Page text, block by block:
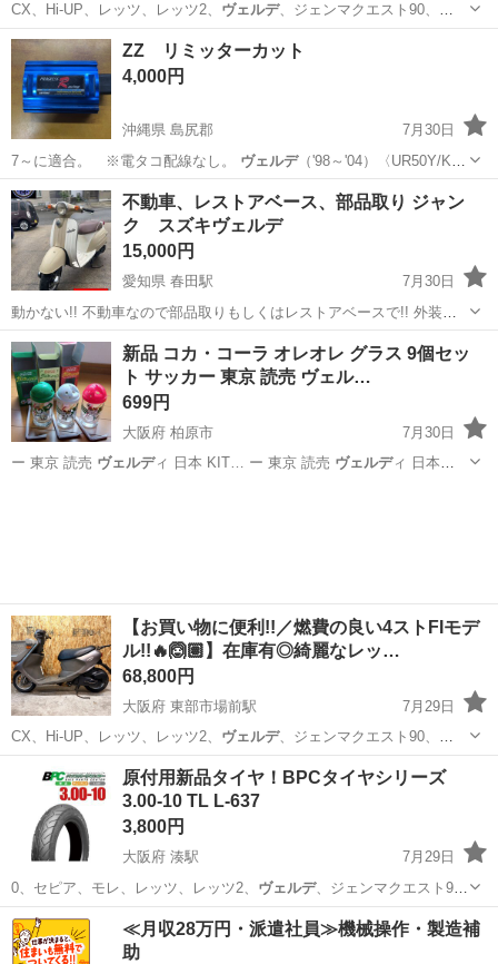
CX、Hi-UP、レッツ、レッツ2、 ヴェルデ、ジェンマクエスト90、
JOG、アプ…
大阪 大阪市 東部市場前駅 バイク
ZZ リミッターカット
4,000円
沖縄県 島尻郡
7月30日
7～に適合。 ※電タコ配線なし。 ヴェルデ（'98～'04）〈UR50Y/K〉
…沖縄 島尻郡 スズキ
不動車、レストアベース、部品取り ジャン
ク スズキヴェルデ
15,000円
愛知県 春田駅
7月30日
動かない!! 不動車なので部品取りもしくはレストアベースで!! 外装ボ
ロい× 鍵× エンジン掛からない× 取り置き不可× 値引き不可× 書類は別
途料金にて発行します。 当車両は当店の認定ジャン...
愛知 名古屋市 スズキヴェルデ
新品 コカ・コーラ オレオレ グラス 9個セッ
ト サッカー 東京 読売 ヴェル…
699円
大阪府 柏原市
7月30日
ー 東京 読売 ヴェルディ 日本 KIT… ー 東京 読売 ヴェルディ 日本
【お買い物に便利!!／燃費の良い4ストFIモデ
ル!!🔥🙆🏽】在庫有◎綺麗なレッ…
68,800円
大阪府 東部市場前駅
7月29日
CX、Hi-UP、レッツ、レッツ2、 ヴェルデ、ジェンマクエスト90、
JOG、アプ…大阪市 東部市場前駅 バイク レッツ
原付用新品タイヤ！BPCタイヤシリーズ
3.00-10 TL L-637
3,800円
大阪府 湊駅
7月29日
0、セピア、モレ、レッツ、レッツ2、 ヴェルデ、ジェンマクエスト90
等大阪 堺市 湊駅 バイク タイヤ
≪月収28万円・派遣社員≫機械操作・製造補
助